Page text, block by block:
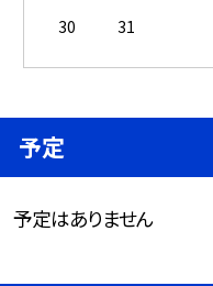
30
31
予定
予定はありません